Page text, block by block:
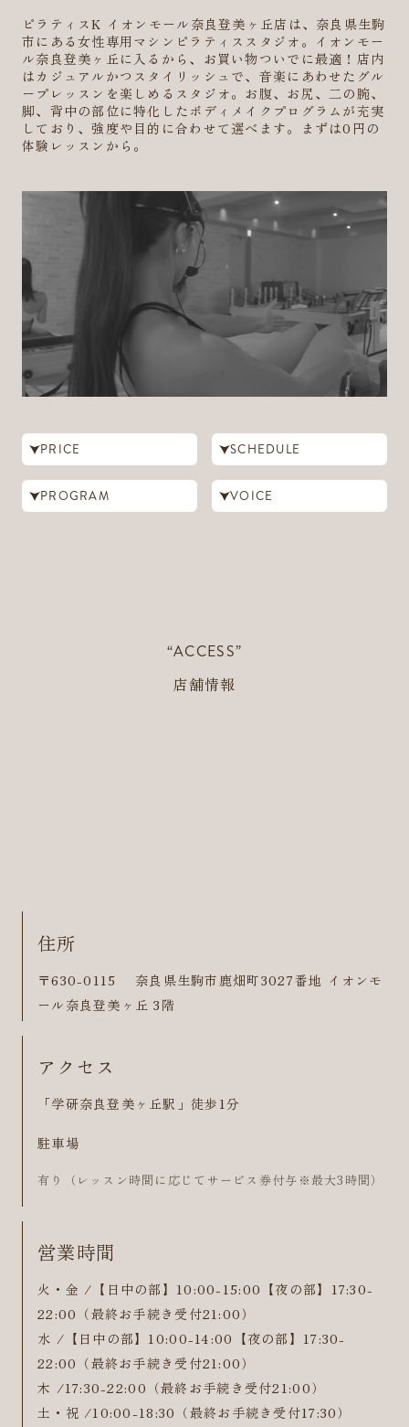
ピラティスK イオンモール奈良登美ヶ丘店は、奈良県生駒
市にある女性専用マシンピラティススタジオ。イオンモー
ル奈良登美ヶ丘に入るから、お買い物ついでに最適！店内
はカジュアルかつスタイリッシュで、音楽にあわせたグル
ープレッスンを楽しめるスタジオ。お腹、お尻、二の腕、
脚、背中の部位に特化したボディメイクプログラムが充実
しており、強度や目的に合わせて選べます。まずは0円の
体験レッスンから。
PRICE SCHEDULE
PROGRAM VOICE
“ACCESS”
店舗情報
住所
〒630-0115 奈良県生駒市鹿畑町3027番地 イオンモ
ール奈良登美ヶ丘 3階
アクセス
「学研奈良登美ヶ丘駅」徒歩1分
駐車場
有り（レッスン時間に応じてサービス券付与※最大3時間）
営業時間
火・金 /【日中の部】10:00-15:00【夜の部】17:30-
22:00（最終お手続き受付21:00）
水 /【日中の部】10:00-14:00【夜の部】17:30-
22:00（最終お手続き受付21:00）
木 /17:30-22:00（最終お手続き受付21:00）
土・祝 /10:00-18:30（最終お手続き受付17:30）